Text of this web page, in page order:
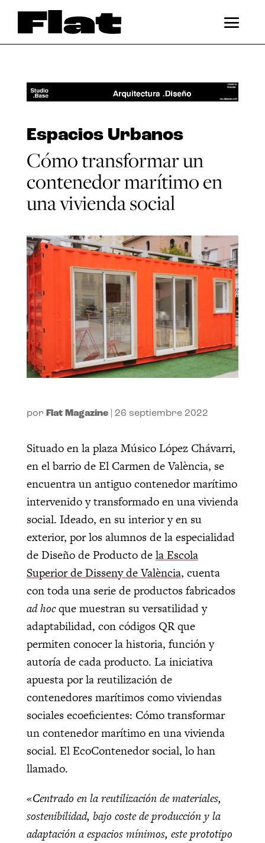
Espacios Urbanos
Cómo transformar un
contenedor marítimo en
una vivienda social
por Flat Magazine| 26 septiembre 2022
Situado en la plaza Músico López Chávarri,
en el barrio de El Carmen de València, se
encuentra un antiguo contenedor marítimo
intervenido y transformado en una vivienda
social. Ideado, en su interior y en su
exterior, por los alumnos de la especialidad
de Diseño de Producto dela Escola
Superior de Disseny de València, cuenta
con toda una serie de productos fabricados
ad hocque muestran su versatilidad y
adaptabilidad, con códigos QR que
permiten conocer la historia, función y
autoría de cada producto. La iniciativa
apuesta por la reutilización de
contenedores marítimos como viviendas
sociales ecoeficientes: Cómo transformar
un contenedor marítimo en una vivienda
social. El EcoContenedor social, lo han
llamado.
«Centrado en la reutilización de materiales,
sostenibilidad, bajo coste de producción y la
adaptación a espacios mínimos, este prototipo